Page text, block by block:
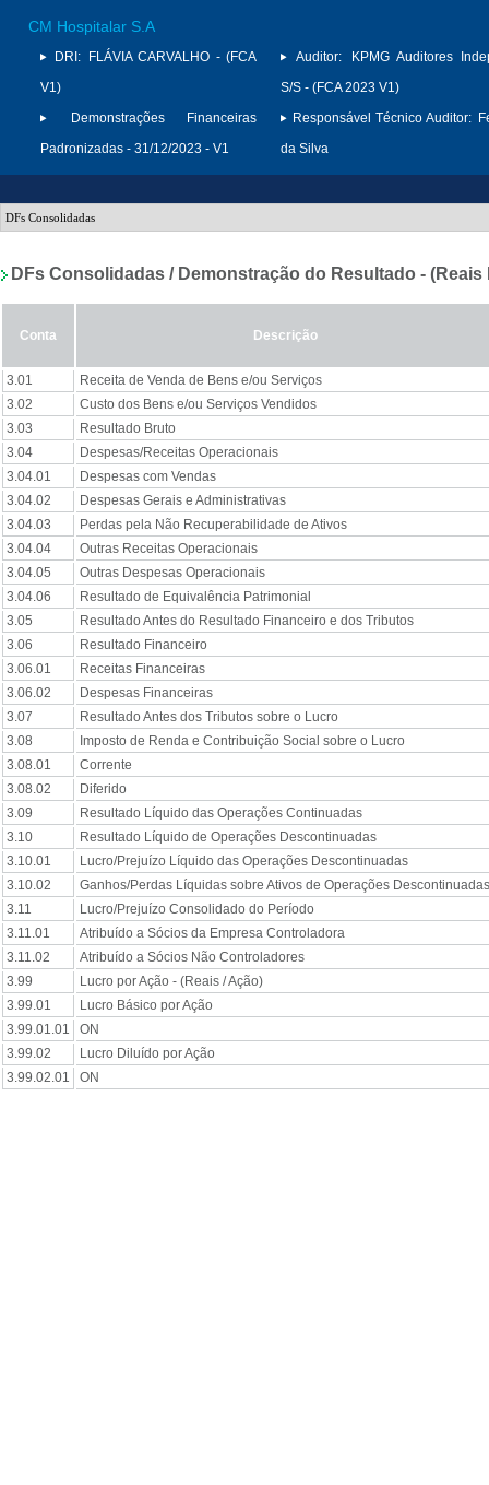
CM Hospitalar S.A
DRI:
FLÁVIA CARVALHO - (FCA
V1)
Demonstrações Financeiras
Padronizadas - 31/12/2023 - V1
Auditor:
KPMG Auditores
S/S - (FCA 2023 V1)
Responsável Técnico Auditor:
da Silva